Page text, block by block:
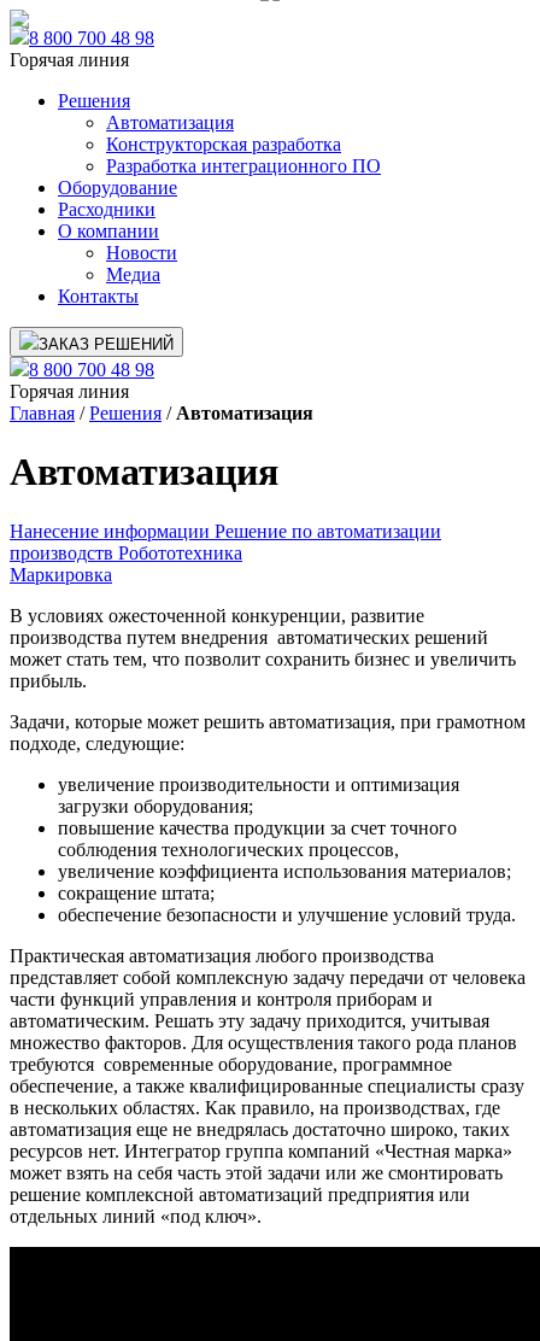
8 800 700 48 98
Горячая линия
Решения
Автоматизация
Конструкторская разработка
Разработка интеграционного ПО
Оборудование
Расходники
О компании
Новости
Медиа
Контакты
ЗАКАЗ РЕШЕНИЙ
8 800 700 48 98
Горячая линия
Главная /Решения / Автоматизация
Автоматизация
Нанесение информации Решение по автоматизации
производств Робототехника
Маркировка
В условиях ожесточенной конкуренции, развитие
производства путем внедрения автоматических решений
может стать тем, что позволит сохранить бизнес и увеличить
прибыль.
Задачи, которые может решить автоматизация, при грамотном
подходе, следующие:
увеличение производительности и оптимизация
загрузки оборудования;
повышение качества продукции за счет точного
соблюдения технологических процессов,
увеличение коэффициента использования материалов;
сокращение штата;
обеспечение безопасности и улучшение условий труда.
Практическая автоматизация любого производства
представляет собой комплексную задачу передачи от человека
части функций управления и контроля приборам и
автоматическим. Решать эту задачу приходится, учитывая
множество факторов. Для осуществления такого рода планов
требуются современные оборудование, программное
обеспечение, а также квалифицированные специалисты сразу
в нескольких областях. Как правило, на производствах, где
автоматизация еще не внедрялась достаточно широко, таких
ресурсов нет. Интегратор группа компаний «Честная марка»
может взять на себя часть этой задачи или же смонтировать
решение комплексной автоматизаций предприятия или
отдельных линий «под ключ».